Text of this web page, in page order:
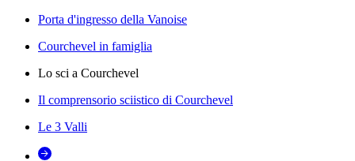
Porta d'ingresso della Vanoise
Courchevel in famiglia
Lo sci a Courchevel
Il comprensorio sciistico di Courchevel
Le 3 Valli